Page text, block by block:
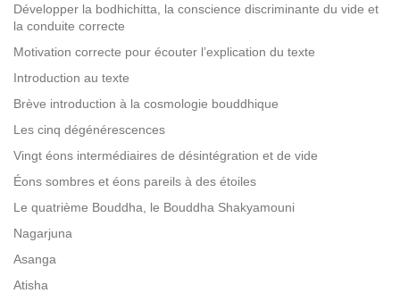
Développer la bodhichitta, la conscience discriminante du vide et
la conduite correcte
Motivation correcte pour écouter l’explication du texte
Introduction au texte
Brève introduction à la cosmologie bouddhique
Les cinq dégénérescences
Vingt éons intermédiaires de désintégration et de vide
Éons sombres et éons pareils à des étoiles
Le quatrième Bouddha, le Bouddha Shakyamouni
Nagarjuna
Asanga
Atisha